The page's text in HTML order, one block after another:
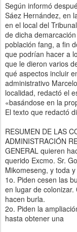
Según informó
Sáez Hernández, en
en el local del
de dicha
población fang, a fin
que podrían hacer a
que le dieron varios
qué aspectos incluir
administrativo
localidad, redactó el
«basándose en la
El texto que redactó
RESUMEN DE LAS
ADMINISTRACIÓN
GENERAL quieren
querido Excmo. Sr.
Mikomeseng, y toda
1o. Piden cesen las
en lugar de
hacen burla.
2o. Piden la
hasta obtener una